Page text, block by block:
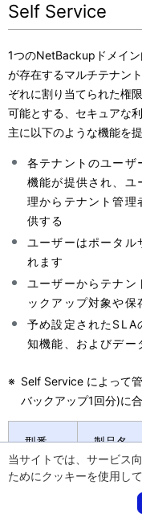
当サイトでは、サービス
ためにクッキーを使用して
Self Service
1つのNetBackupドメイ
が存在するマルチテナン
ぞれに割り当てられた権
可能とする、セキュアな
主に以下のような機能を提
各テナントのユーザ
機能が提供され、ユ
理からテナント管理
供する
ユーザーはポータル
れます
ユーザーからテナン
ックアップ対象や保
予め設定されたSLA
知機能、およびデー
※ Self Service によって
バックアップ1回分)に
型番 製品名
UL108